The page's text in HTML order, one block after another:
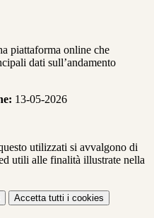
piattaforma online che
dati sull’andamento
13-05-2026
utilizzati si avvalgono di
utili alle finalità illustrate nella
Accetta tutti i cookies